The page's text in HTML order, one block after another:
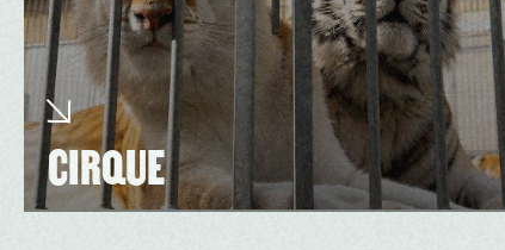
CIRQUE